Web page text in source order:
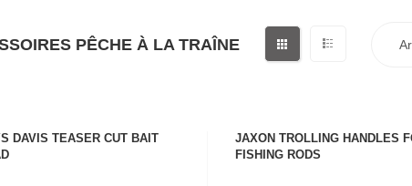
PÊCHE À LA TRAÎNE
DAVIS TEASER CUT BAIT
JAXON TROLLING HANDLES
FISHING RODS